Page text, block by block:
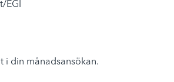
EGI
i din månadsansökan.